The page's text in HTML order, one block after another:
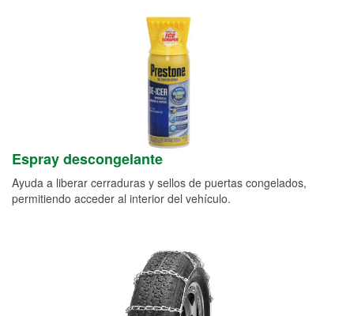
Espray descongelante
Ayuda a liberar cerraduras y sellos de puertas congelados,
permitiendo acceder al interior del vehículo.